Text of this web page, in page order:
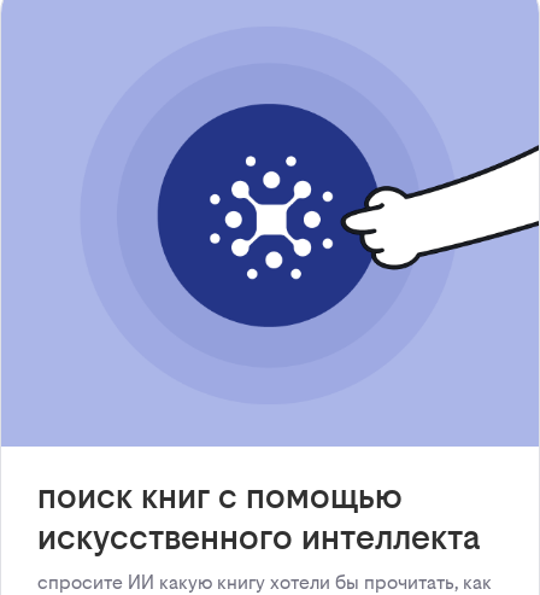
поиск книг с помощью
искусственного интеллекта
спросите ИИ какую книгу хотели бы прочитать, как